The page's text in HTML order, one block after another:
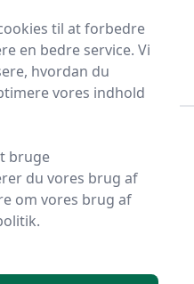
og tilbehør
på
til at forbedre
en bedre service. Vi
hvordan du
vores indhold
bruge
du vores brug af
om vores brug af